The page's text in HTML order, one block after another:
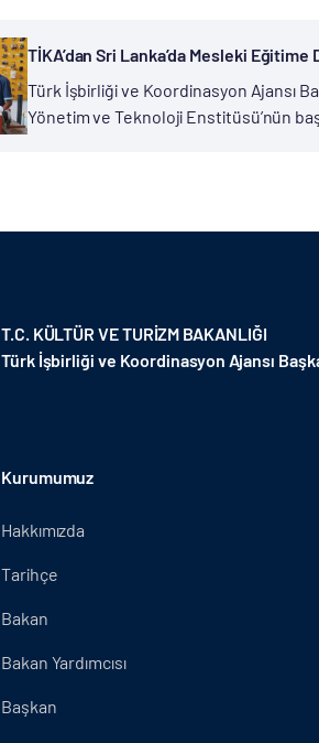
TİKA’dan Sri Lanka’da Mesleki Eğitime
Türk İşbirliği ve Koordinasyon Ajansı
Yönetim ve Teknoloji Enstitüsü’nün
T.C. KÜLTÜR VE TURİZM BAKANLIĞI
Türk İşbirliği ve Koordinasyon Ajansı
Kurumumuz
Hakkımızda
Tarihçe
Bakan
Bakan Yardımcısı
Başkan